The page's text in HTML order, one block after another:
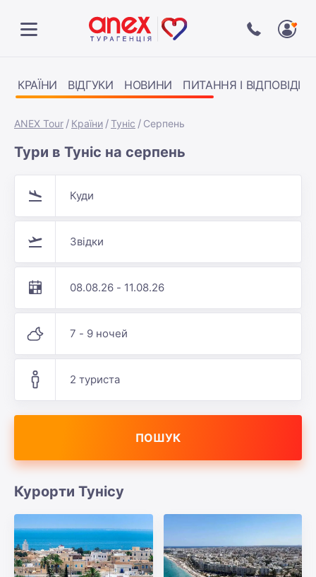
КРАЇНИ ВІДГУКИ НОВИНИ ПИТАННЯ І ВІДПОВІДІ
ANEX Tour Країни Туніс Серпень
Тури в Туніс на серпень
Куди
Звідки
08.08.26 - 11.08.26
7 - 9 ночей
2 туриста
ПОШУК
Курорти Тунісу